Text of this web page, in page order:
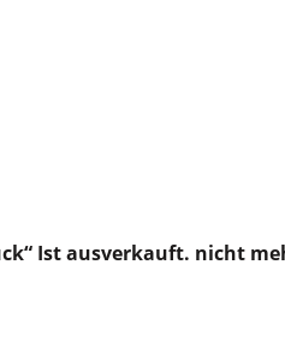
Ist ausverkauft. nicht